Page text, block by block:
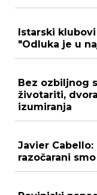
Istarski
"Odluka je u
Bez ozbiljnog
životariti,
izumiranja
Javier
razočarani